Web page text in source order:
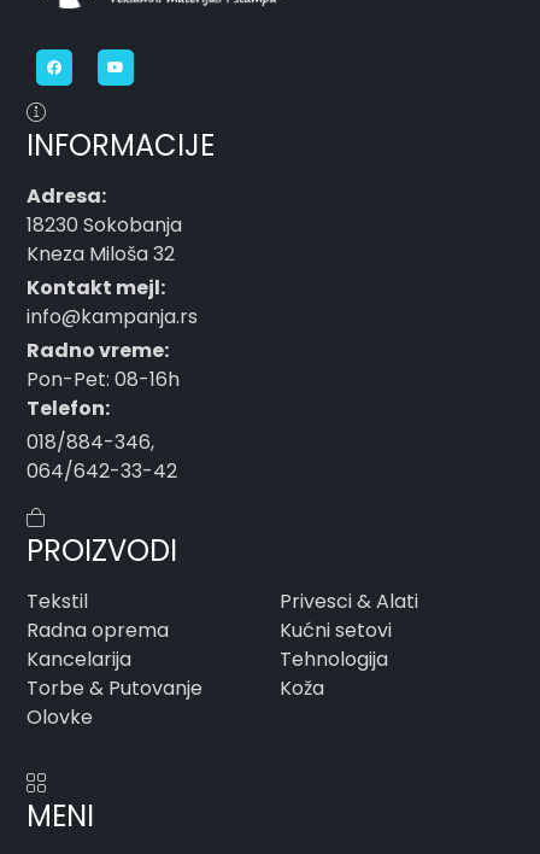
INFORMACIJE
Adresa:
18230 Sokobanja
Kneza Miloša 32
Kontakt mejl:
info@kampanja.rs
Radno vreme:
Pon-Pet: 08-16h
Telefon:
018/884-346,
064/642-33-42
PROIZVODI
Tekstil
Radna oprema
Kancelarija
Torbe & Putovanje
Olovke
Privesci & Alati
Kućni setovi
Tehnologija
Koža
MENI